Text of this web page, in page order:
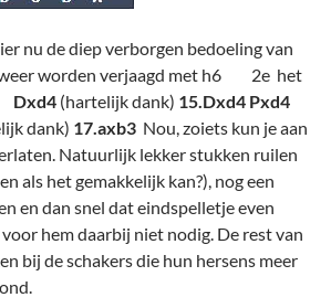
nu de diep verborgen bedoeling van
worden verjaagd met h6 2e het
Dxd4 (hartelijk dank) 15.Dxd4 Pxd4
dank) 17.axb3 Nou, zoiets kun je aan
Natuurlijk lekker stukken ruilen
als het gemakkelijk kan?), nog een
en dan snel dat eindspelletje even
hem daarbij niet nodig. De rest van
bij de schakers die hun hersens meer